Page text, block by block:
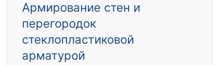
Армирование стен и
перегородок
стеклопластиковой
арматурой